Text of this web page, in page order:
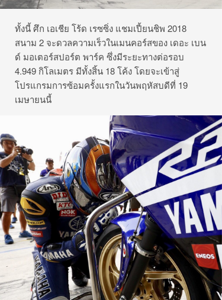
ทั้งนี้ ศึก เอเชีย โร้ด เรซซิ่ง แชมเปี้ยนชิพ 2018
สนาม 2 จะดวลความเร็วในเมนคอร์สของ เดอะ เบน
ด์ มอเตอร์สปอร์ต พาร์ค ซึ่งมีระยะทางต่อรอบ
4.949 กิโลเมตร มีทั้งสิ้น 18 โค้ง โดยจะเข้าสู่
โปรแกรมการซ้อมครั้งแรกในวันพฤหัสบดีที่ 19
เมษายนนี้